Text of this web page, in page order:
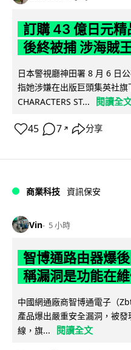
訂購 43 億日元精
後終被捕 涉海賊
日本警視廳神田署 8 月 6 日
指她涉嫌在出版巨頭集英社旗
CHARACTERS ST...
閱讀全
45 7 ↗ 分享
商業科技 資訊保安
Vin 5 小時
智博通路由器爆
稱漏洞是功能在
中國網通廠商智博通電子（
產品爆出嚴重安全漏洞，被
線，旗...
閱讀全文